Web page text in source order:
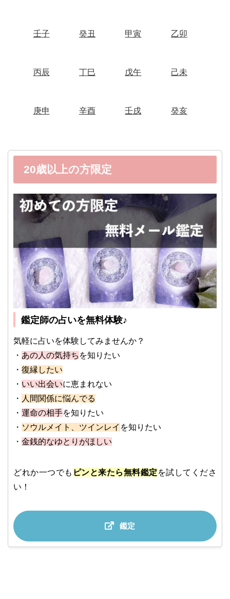
壬子 癸丑 甲寅 乙卯
丙辰 丁巳 戊午 己未
庚申 辛酉 壬戌 癸亥
20歳以上の方限定
鑑定師の占いを無料体験♪
気軽に占いを体験してみませんか？
・ あの人の気持ち を知りたい
・ 復縁したい
・ いい出会いに恵まれない
・ 人間関係に悩んでる
・ 運命の相手を知りたい
・ ソウルメイト、ツインレイ を知りたい
・ 金銭的なゆとりがほしい
どれか一つでも ピンと来たら無料鑑定 を試してくださ
い！
鑑定